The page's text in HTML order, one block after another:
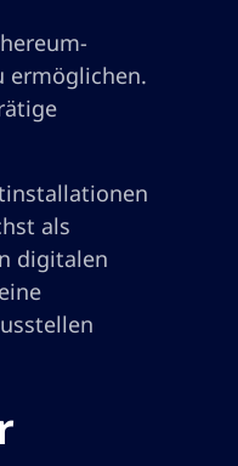
ermöglichen.
als
digitalen